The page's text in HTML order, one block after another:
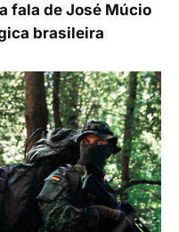
fala de José Múcio
brasileira